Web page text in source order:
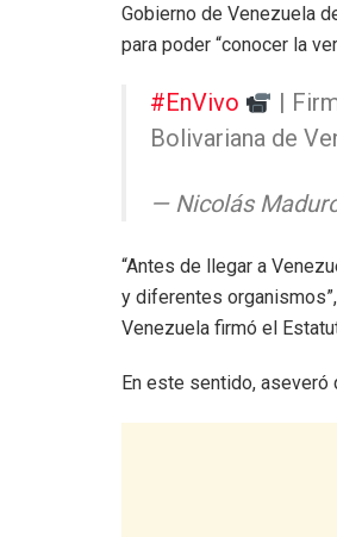
Gobierno de Venezuela
para poder “conocer la
#EnVivo
|
Bolivariana de
— Nicolás
“Antes de llegar a
y diferentes
Venezuela firmó el
En este sentido,